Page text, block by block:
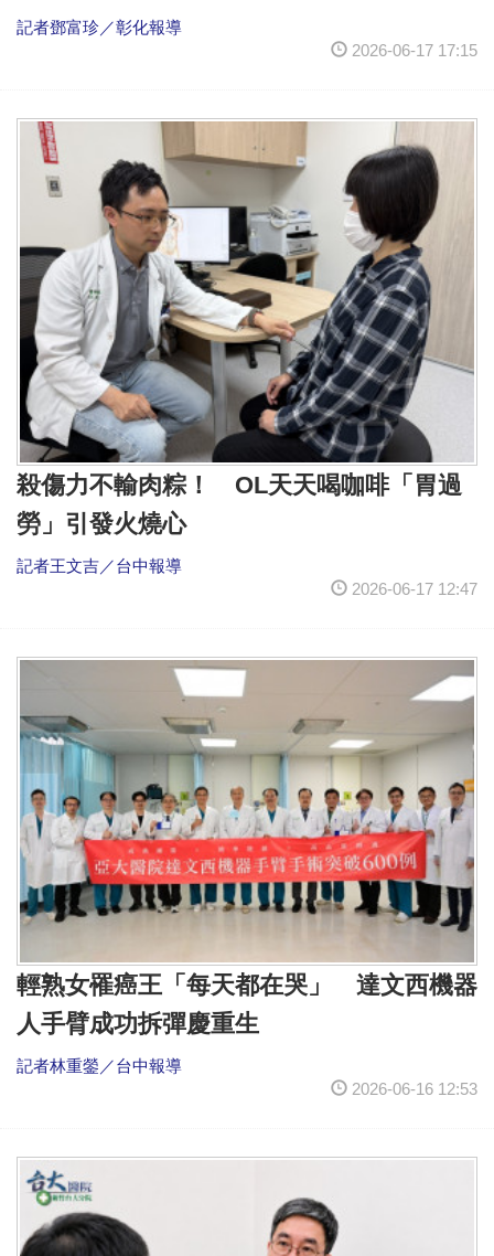
記者鄧富珍／彰化報導
2026-06-17 17:15
殺傷力不輸肉粽！ OL天天喝咖啡「胃過
勞」引發火燒心
記者王文吉／台中報導
2026-06-17 12:47
輕熟女罹癌王「每天都在哭」 達文西機器
人手臂成功拆彈慶重生
記者林重鎣／台中報導
2026-06-16 12:53